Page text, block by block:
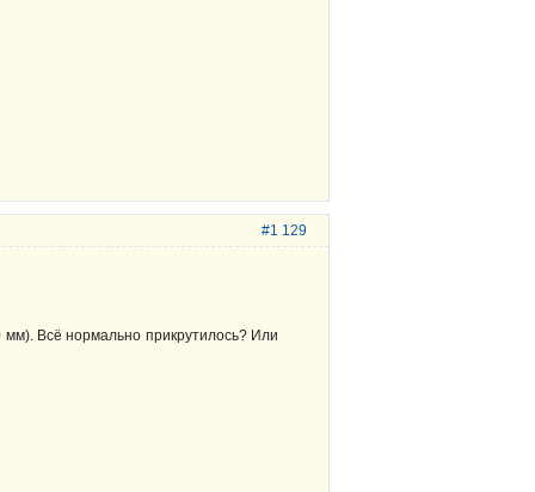
#1 129
Всё нормально прикрутилось? Или